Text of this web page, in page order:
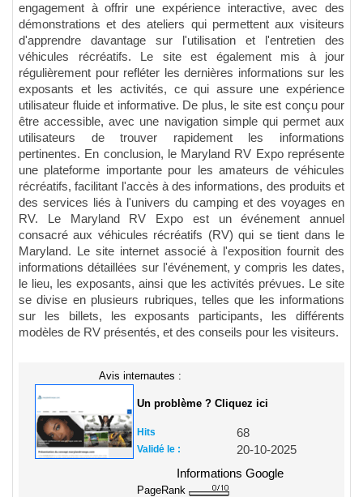
engagement à offrir une expérience interactive, avec des
démonstrations et des ateliers qui permettent aux visiteurs
d'apprendre davantage sur l'utilisation et l'entretien des
véhicules récréatifs. Le site est également mis à jour
régulièrement pour refléter les dernières informations sur les
exposants et les activités, ce qui assure une expérience
utilisateur fluide et informative. De plus, le site est conçu pour
être accessible, avec une navigation simple qui permet aux
utilisateurs de trouver rapidement les informations
pertinentes. En conclusion, le Maryland RV Expo représente
une plateforme importante pour les amateurs de véhicules
récréatifs, facilitant l'accès à des informations, des produits et
des services liés à l'univers du camping et des voyages en
RV. Le Maryland RV Expo est un événement annuel
consacré aux véhicules récréatifs (RV) qui se tient dans le
Maryland. Le site internet associé à l'exposition fournit des
informations détaillées sur l'événement, y compris les dates,
le lieu, les exposants, ainsi que les activités prévues. Le site
se divise en plusieurs rubriques, telles que les informations
sur les billets, les exposants participants, les différents
modèles de RV présentés, et des conseils pour les visiteurs.
Avis internautes :
Un problème ? Cliquez ici
Hits 68
Validé le :
20-10-2025
Informations Google
PageRank